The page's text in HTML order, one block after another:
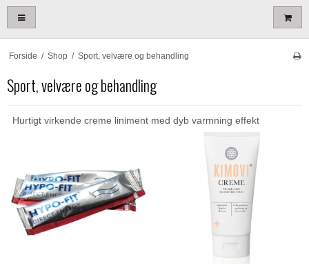
Forside / Shop / Sport, velvære og behandling
Sport, velvære og behandling
Hurtigt virkende creme liniment med dyb varmning effekt